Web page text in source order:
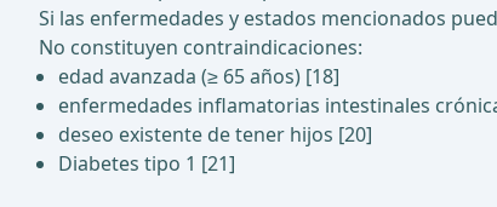
Si las enfermedades y estados mencionados
No constituyen contraindicaciones:
edad avanzada (≥ 65 años) [18]
enfermedades inflamatorias intestinales
deseo existente de tener hijos [20]
Diabetes tipo 1 [21]